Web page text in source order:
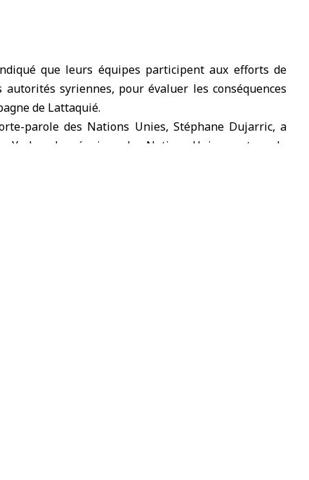
que leurs équipes participent aux efforts de
autorités syriennes, pour évaluer les conséquences
de Lattaquié.
parole des Nations Unies, Stéphane Dujarric, a
York : « Les équipes des Nations Unies sont sur le